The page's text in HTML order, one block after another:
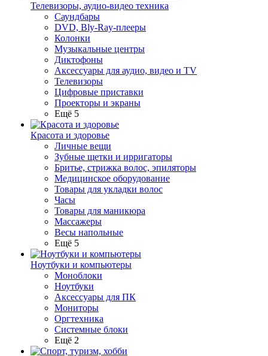
Телевизоры, аудио-видео техника
Саундбары
DVD, Bly-Ray-плееры
Колонки
Музыкальные центры
Диктофоны
Аксессуары для аудио, видео и TV
Телевизоры
Цифровые приставки
Проекторы и экраны
Ещё 5
Красота и здоровье
Личные вещи
Зубные щетки и ирригаторы
Бритье, стрижка волос, эпиляторы
Медицинское оборудование
Товары для укладки волос
Часы
Товары для маникюра
Массажеры
Весы напольные
Ещё 5
Ноутбуки и компьютеры
Моноблоки
Ноутбуки
Аксессуары для ПК
Мониторы
Оргтехника
Системные блоки
Ещё 2